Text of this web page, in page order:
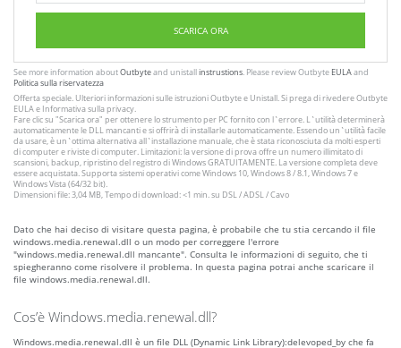
SCARICA ORA
See more information aboutOutbyteand unistallinstrustions. Please review Outbyte EULAand
Politica sulla riservatezza
Offerta speciale. Ulteriori informazioni sulle istruzioniOutbytee Unistall. Si prega di rivedere Outbyte
EULAe Informativa sulla privacy.
Fare clic su "Scarica ora" per ottenere lo strumento per PC fornito con l`errore. L`utilità determinerà
automaticamente le DLL mancanti e si offrirà di installarle automaticamente. Essendo un`utilità facile
da usare, è un`ottima alternativa all`installazione manuale, che è stata riconosciuta da molti esperti
di computer e riviste di computer. Limitazioni: la versione di prova offre un numero illimitato di
scansioni, backup, ripristino del registro di Windows GRATUITAMENTE. La versione completa deve
essere acquistata. Supporta sistemi operativi come Windows 10, Windows 8 / 8.1, Windows 7 e
Windows Vista (64/32 bit).
Dimensioni file: 3,04 MB, Tempo di download: <1 min. su DSL / ADSL / Cavo
Dato che hai deciso di visitare questa pagina, è probabile che tu stia cercando il file
windows.media.renewal.dll o un modo per correggere l'errore
"windows.media.renewal.dll mancante". Consulta le informazioni di seguito, che ti
spiegheranno come risolvere il problema. In questa pagina potrai anche scaricare il
file windows.media.renewal.dll.
Cos’è Windows.media.renewal.dll?
Windows.media.renewal.dll è un file DLL (Dynamic Link Library):delevoped_by che fa